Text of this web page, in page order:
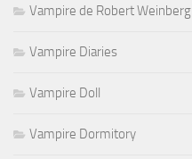
Vampire de Robert Weinberg
Vampire Diaries
Vampire Doll
Vampire Dormitory